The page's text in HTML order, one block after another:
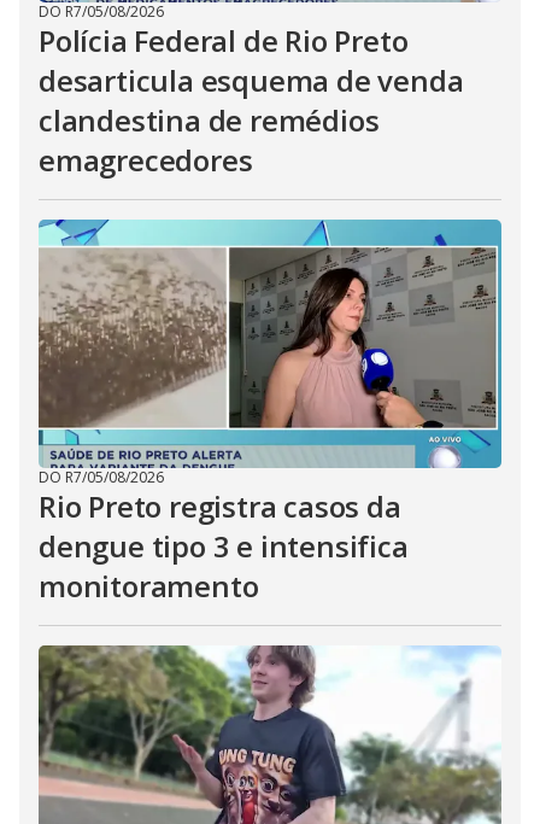
DO R7/05/08/2026
Polícia Federal de Rio Preto
desarticula esquema de venda
clandestina de remédios
emagrecedores
DO R7/05/08/2026
Rio Preto registra casos da
dengue tipo 3 e intensifica
monitoramento